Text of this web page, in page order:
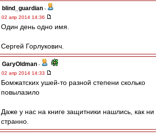
blind_guardian -
02 апр 2014 14:36
Один день одно имя.
Сергей Горлукович.
GaryOldman -
02 апр 2014 14:33
Бомжатских ушей-то разной степени сколько
повылазило
Даже у нас на книге защитники нашлись, как ни
странно.